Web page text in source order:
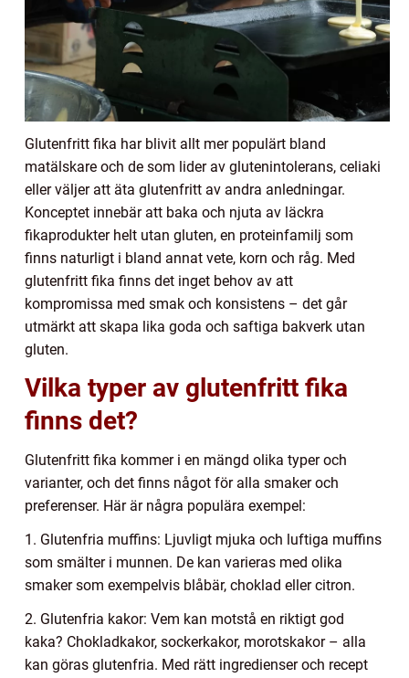
Glutenfritt fika har blivit allt mer populärt bland
matälskare och de som lider av glutenintolerans, celiaki
eller väljer att äta glutenfritt av andra anledningar.
Konceptet innebär att baka och njuta av läckra
fikaprodukter helt utan gluten, en proteinfamilj som
finns naturligt i bland annat vete, korn och råg. Med
glutenfritt fika finns det inget behov av att
kompromissa med smak och konsistens – det går
utmärkt att skapa lika goda och saftiga bakverk utan
gluten.
Vilka typer av glutenfritt fika
finns det?
Glutenfritt fika kommer i en mängd olika typer och
varianter, och det finns något för alla smaker och
preferenser. Här är några populära exempel:
1. Glutenfria muffins: Ljuvligt mjuka och luftiga muffins
som smälter i munnen. De kan varieras med olika
smaker som exempelvis blåbär, choklad eller citron.
2. Glutenfria kakor: Vem kan motstå en riktigt god
kaka? Chokladkakor, sockerkakor, morotskakor – alla
kan göras glutenfria. Med rätt ingredienser och recept